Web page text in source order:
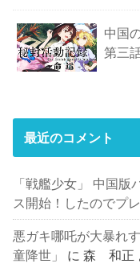
中国
第三
最近のコメント
「戦艦少女」 中国
ス開始！したのでプ
悪ガキ哪吒が大暴れ
童降世」
に森 和正